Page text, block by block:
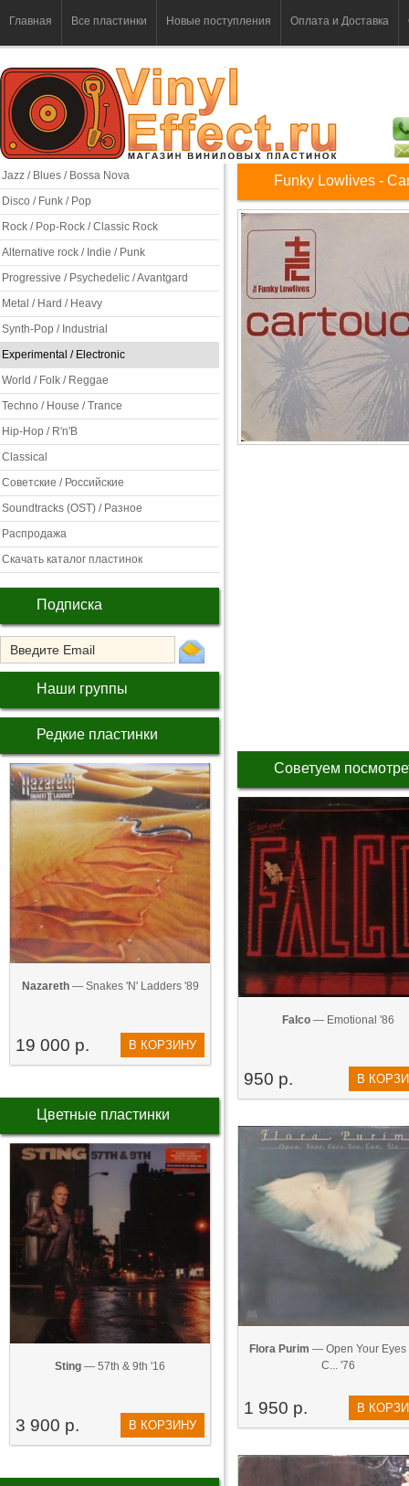
Главная Все пластинки Новые поступления Оплата и Доставка
Jazz / Blues / Bossa Nova
Disco / Funk / Pop
Rock / Pop-Rock / Classic Rock
Alternative rock / Indie / Punk
Progressive / Psychedelic / Avantgard
Metal / Hard / Heavy
Synth-Pop / Industrial
Experimental / Electronic
World / Folk / Reggae
Techno / House / Trance
Hip-Hop / R'n'B
Classical
Советские / Российские
Soundtracks (OST) / Разное
Распродажа
Скачать каталог пластинок
Подписка
Наши группы
Редкие пластинки
Nazareth— Snakes 'N' Ladders '89
19 000 р. В КОРЗИНУ
Цветные пластинки
Sting — 57th & 9th '16
3 900 р. В КОРЗИНУ
Funky Lowlives -
Советуем
Falco — Emotional '86
950 р. В
Flora Purim — Open Your Eyes
C... '76
1 950 р. В